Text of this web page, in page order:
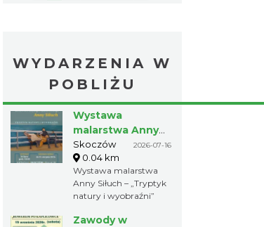
WYDARZENIA W
POBLIŻU
Wystawa
malarstwa Anny
Siłuch – „Tryptyk
natury i
wyobraźni”
Skoczów 2026-07-16
0.04 km
Wystawa malarstwa
Anny Siłuch – „Tryptyk
natury i wyobraźni”
Zawody w